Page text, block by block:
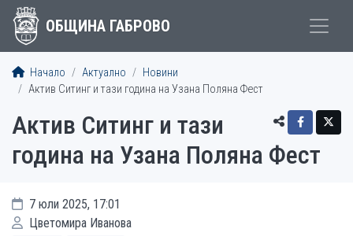
ОБЩИНА ГАБРОВО
Начало Актуално
Новини
Актив Ситинг и тази година на Узана Поляна Фест
Актив Ситинг и тази
година на Узана Поляна Фест
7 юли 2025, 17:01
Цветомира Иванова